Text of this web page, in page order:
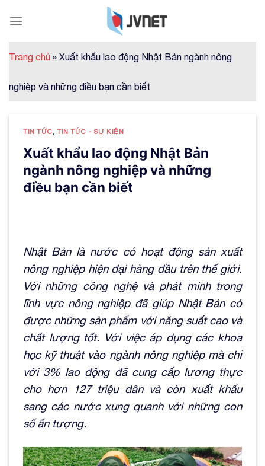
Trang chủ » Xuất khẩu lao động Nhật Bản ngành nông
nghiệp và những điều bạn cần biết
TIN TỨC ,TIN TỨC - SỰ KIỆN
Xuất khẩu lao động Nhật Bản
ngành nông nghiệp và những
điều bạn cần biết
Nhật Bản là nước có hoạt động sản xuất
nông nghiệp hiện đại hàng đầu trên thế giới.
Với những công nghệ và phát minh trong
lĩnh vực nông nghiệp đã giúp Nhật Bản có
được những sản phẩm với năng suất cao và
chất lượng tốt. Với việc áp dụng các khoa
học kỹ thuật vào ngành nông nghiệp mà chỉ
với 3% lao động đã cung cấp lương thực
cho hơn 127 triệu dân và còn xuất khẩu
sang các nước xung quanh với những con
số ấn tượng.